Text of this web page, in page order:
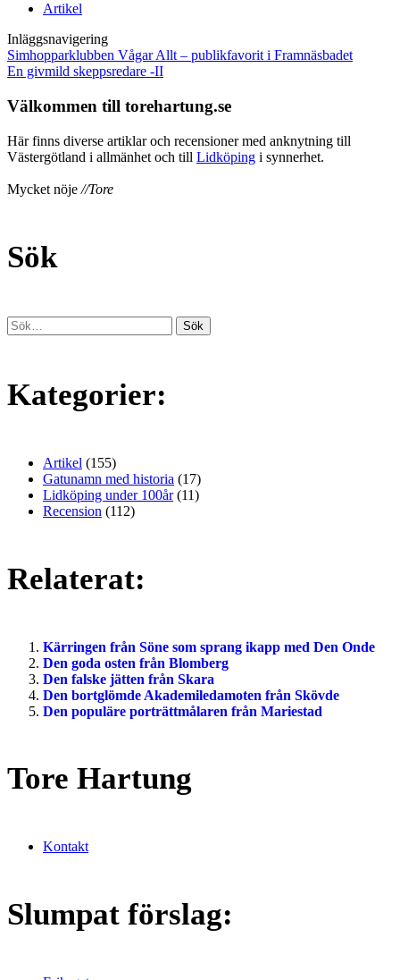
Artikel
Inläggsnavigering
Simhopparklubben Vågar Allt – publikfavorit i Framnäsbadet
En givmild skeppsredare -II
Välkommen till torehartung.se
Här finns diverse artiklar och recensioner med anknytning till
Västergötland i allmänhet och till Lidköping i synnerhet.
Mycket nöje //Tore
Sök
Kategorier:
Artikel (155)
Gatunamn med historia (17)
Lidköping under 100år(11)
Recension (112)
Relaterat:
Kärringen från Söne som sprang ikapp med Den Onde
Den goda osten från Blomberg
Den falske jätten från Skara
Den bortglömde Akademiledamoten från Skövde
Den populäre porträttmålaren från Mariestad
Tore Hartung
Kontakt
Slumpat förslag: